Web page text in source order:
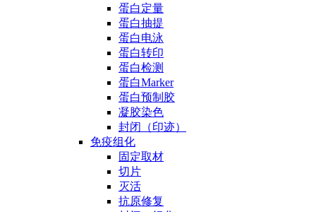
蛋白定量
蛋白抽提
蛋白电泳
蛋白转印
蛋白检测
蛋白Marker
蛋白预制胶
凝胶染色
封闭（印迹）
免疫组化
固定取材
切片
灭活
抗原修复